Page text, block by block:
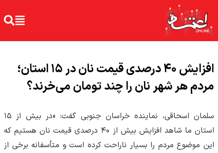
افزایش ۴۰ درصدی قیمت نان در ۱۵ استان؛
مردم هر شهر نان را چند تومان می‌خرند؟
سلمان اسحاقی، نماینده خراسان جنوبی گفت: «در بیش از ۱۵
استان ما شاهد افزایش بیش از ۴۰ درصدی قیمت نان هستیم که
این موضوع مردم را بسیار ناراحت کرده است و متأسفانه برخی از